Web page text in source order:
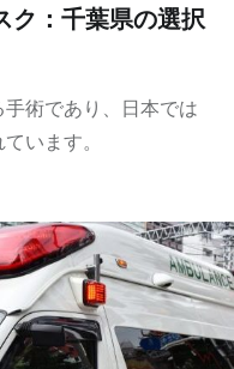
ク：千葉県の選択
術であり、日本では
います。